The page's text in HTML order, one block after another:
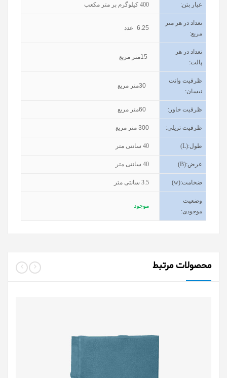
عیار بتن:
400 کیلوگرم بر متر مکعب
تعداد در هر متر
مربع:
6.25 عدد
تعداد در هر
پالت:
15متر مربع
ظرفیت وانت
نیسان:
30متر مربع
ظرفیت خاور :
60متر مربع
ظرفیت تریلی:
300 متر مربع
طول(L):
40 سانتی متر
عرض(B):
40 سانتی متر
ضخامت(w):
3.5 سانتی متر
وضعیت
موجودی:
موجود
محصولات مرتبط